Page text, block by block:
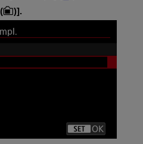
)].